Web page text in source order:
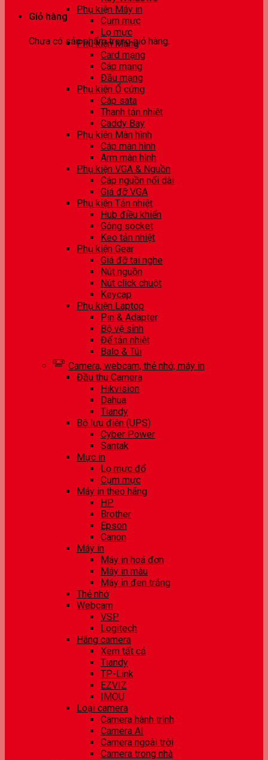
Giỏ hàng
Chưa có sản phẩm trong giỏ hàng.
Phụ kiện Máy in
Cụm mực
Lọ mực
Phụ kiện Mạng
Card mạng
Cáp mạng
Đầu mạng
Phụ kiện Ổ cứng
Cáp sata
Thanh tản nhiệt
Caddy Bay
Phụ kiện Màn hình
Cáp màn hình
Arm màn hình
Phụ kiện VGA & Nguồn
Cáp nguồn nối dài
Giá đỡ VGA
Phụ kiện Tản nhiệt
Hub điều khiển
Gông socket
Keo tản nhiệt
Phụ kiện Gear
Giá đỡ tai nghe
Nút nguồn
Nút click chuột
Keycap
Phụ kiện Laptop
Pin & Adapter
Bộ vệ sinh
Đế tản nhiệt
Balo & Túi
Camera, webcam, thẻ nhớ, máy in
Đầu thu Camera
Hikvision
Dahua
Tiandy
Bộ lưu điện (UPS)
Cyber Power
Santak
Mực in
Lọ mực đổ
Cụm mực
Máy in theo hãng
HP
Brother
Epson
Canon
Máy in
Máy in hoá đơn
Máy in màu
Máy in đen trắng
Thẻ nhớ
Webcam
VSP
Logitech
Hãng camera
Xem tất cả
Tiandy
TP-Link
EZVIZ
IMOU
Loại camera
Camera hành trình
Camera AI
Camera ngoài trời
Camera trong nhà